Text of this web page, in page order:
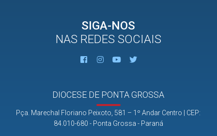
SIGA-NOS
NAS REDES SOCIAIS
DIOCESE DE PONTA GROSSA
Pça. Marechal Floriano Peixoto, 581 – 1º Andar Centro | CEP:
84.010-680 - Ponta Grossa - Paraná